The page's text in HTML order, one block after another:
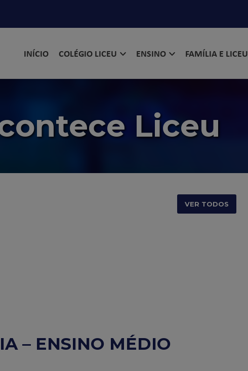
INÍCIO COLÉGIO LICEU ENSINO FAMÍLIA E LICEU
Liceu
VER TODOS
– ENSINO MÉDIO